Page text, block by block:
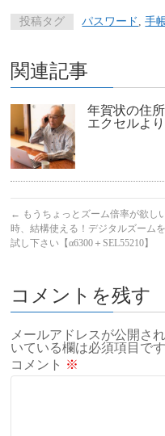
投稿タグ パスワード ,手
関連記事
年賀状の住
エクセルより
← もうちょっとズーム倍率が欲し
時、結構使える！デジタルズーム
試し下さい【α6300＋SEL55210】
コメントを残す
メールアドレスが公開さ
いている欄は必須項目です
コメント ※